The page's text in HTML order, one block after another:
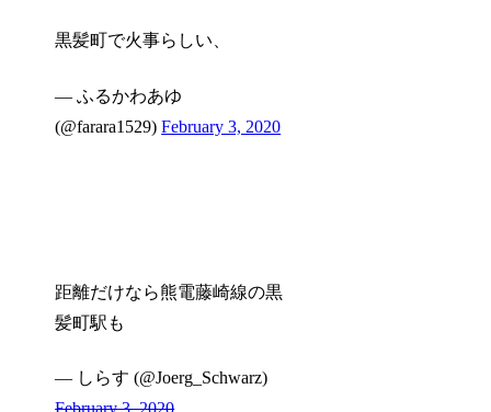
黒髪町で火事らしい、
— ふるかわあゆ
(@farara1529)February 3, 2020
距離だけなら熊電藤崎線の黒
髪町駅も
— しらす (@Joerg_Schwarz)